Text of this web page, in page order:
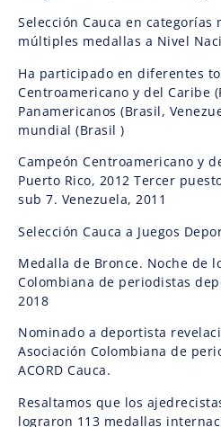
Selección Cauca en
múltiples medallas a Nivel
Ha participado en diferentes
Centroamericano y del Caribe
Panamericanos (Brasil,
mundial (Brasil )
Campeón Centroamericano y
Puerto Rico, 2012 Tercer
sub 7. Venezuela, 2011
Selección Cauca a Juegos
Medalla de Bronce. Noche de
Colombiana de periodistas
2018
Nominado a deportista
Asociación Colombiana de
ACORD Cauca.
Resaltamos que los
lograron 113 medallas